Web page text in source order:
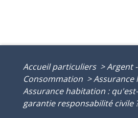
Accueil particuliers >Argent
Consommation >Assurance
Assurance habitation :
garantie responsabilité civile